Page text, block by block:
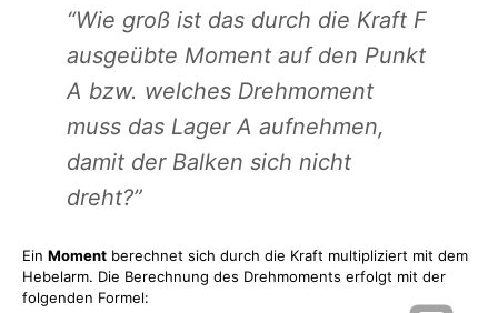
“Wie groß ist das durch die Kraft F
ausgeübte Moment auf den Punkt
A bzw. welches Drehmoment
muss das Lager A aufnehmen,
damit der Balken sich nicht
dreht?”
Ein Moment berechnet sich durch die Kraft multipliziert mit dem
Hebelarm. Die Berechnung des Drehmoments erfolgt mit der
folgenden Formel: